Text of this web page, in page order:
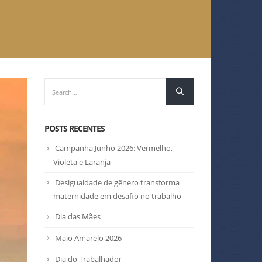
POSTS RECENTES
Campanha Junho 2026: Vermelho,
Violeta e Laranja
Desigualdade de gênero transforma
maternidade em desafio no trabalho
Dia das Mães
Maio Amarelo 2026
Dia do Trabalhador